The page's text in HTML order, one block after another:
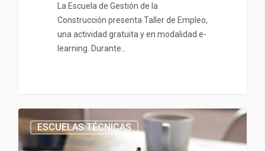
La Escuela de Gestión de la
Construcción presenta Taller de Empleo,
una actividad gratuita y en modalidad e-
learning. Durante…
ESCUELAS TÉCNICAS